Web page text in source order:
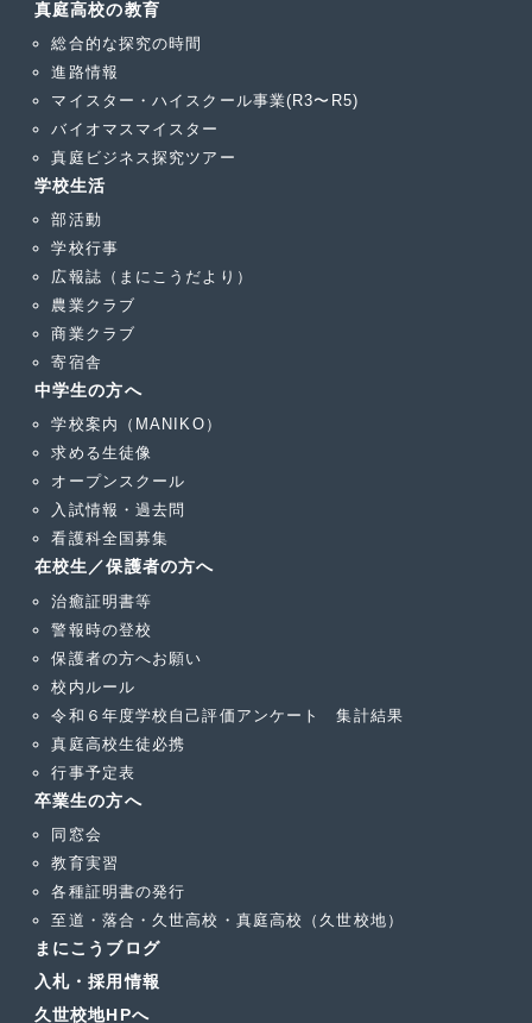
真庭高校の教育
総合的な探究の時間
進路情報
マイスター・ハイスクール事業(R3〜R5)
バイオマスマイスター
真庭ビジネス探究ツアー
学校生活
部活動
学校行事
広報誌（まにこうだより）
農業クラブ
商業クラブ
寄宿舎
中学生の方へ
学校案内（MANIKO）
求める生徒像
オープンスクール
入試情報・過去問
看護科全国募集
在校生／保護者の方へ
治癒証明書等
警報時の登校
保護者の方へお願い
校内ルール
令和６年度学校自己評価アンケート 集計結果
真庭高校生徒必携
行事予定表
卒業生の方へ
同窓会
教育実習
各種証明書の発行
至道・落合・久世高校・真庭高校（久世校地）
まにこうブログ
入札・採用情報
久世校地HPへ